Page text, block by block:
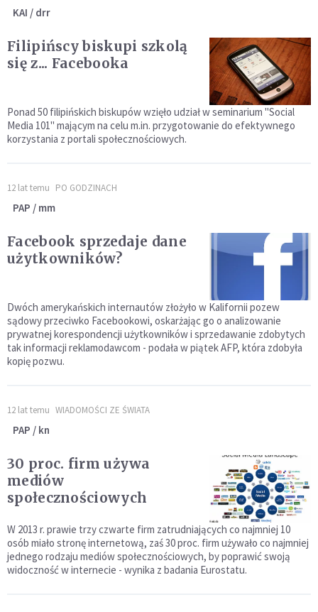
KAI / drr
Filipińscy biskupi szkolą
się z... Facebooka
Ponad 50 filipińskich biskupów wzięło udział w seminarium "Social
Media 101" mającym na celu m.in. przygotowanie do efektywnego
korzystania z portali społecznościowych.
12 lat temu PO GODZINACH
PAP / mm
Facebook sprzedaje dane
użytkowników?
Dwóch amerykańskich internautów złożyło w Kalifornii pozew
sądowy przeciwko Facebookowi, oskarżając go o analizowanie
prywatnej korespondencji użytkowników i sprzedawanie zdobytych
tak informacji reklamodawcom - podała w piątek AFP, która zdobyła
kopię pozwu.
12 lat temu WIADOMOŚCI ZE ŚWIATA
PAP / kn
30 proc. firm używa
mediów
społecznościowych
W 2013 r. prawie trzy czwarte firm zatrudniających co najmniej 10
osób miało stronę internetową, zaś 30 proc. firm używało co najmniej
jednego rodzaju mediów społecznościowych, by poprawić swoją
widoczność w internecie - wynika z badania Eurostatu.